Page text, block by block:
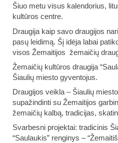
Šiuo metu visus kalendorius,
kultūros centre.
Draugija kaip savo draugijos
pasų leidimą. Šį idėja labai
visos Žemaitijos žemaičių
Žemaičių kultūros draugija
Šiaulių miesto gyventojus.
Draugijos veikla – Šiaulių
supažindinti su Žemaitijos
žemaičių kalbą, tradicijas,
Svarbesni projektai: tradicinis
“Saulaukis” renginys –